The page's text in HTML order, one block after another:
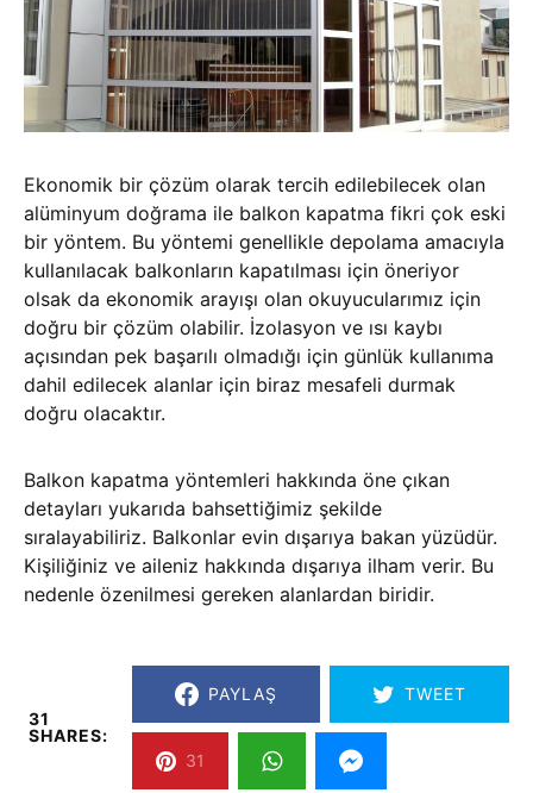
Ekonomik bir çözüm olarak tercih edilebilecek olan
alüminyum doğrama ile balkon kapatma fikri çok eski
bir yöntem. Bu yöntemi genellikle depolama amacıyla
kullanılacak balkonların kapatılması için öneriyor
olsak da ekonomik arayışı olan okuyucularımız için
doğru bir çözüm olabilir. İzolasyon ve ısı kaybı
açısından pek başarılı olmadığı için günlük kullanıma
dahil edilecek alanlar için biraz mesafeli durmak
doğru olacaktır.
Balkon kapatma yöntemleri hakkında öne çıkan
detayları yukarıda bahsettiğimiz şekilde
sıralayabiliriz. Balkonlar evin dışarıya bakan yüzüdür.
Kişiliğiniz ve aileniz hakkında dışarıya ilham verir. Bu
nedenle özenilmesi gereken alanlardan biridir.
31
SHARES:
PAYLAŞ TWEET
31